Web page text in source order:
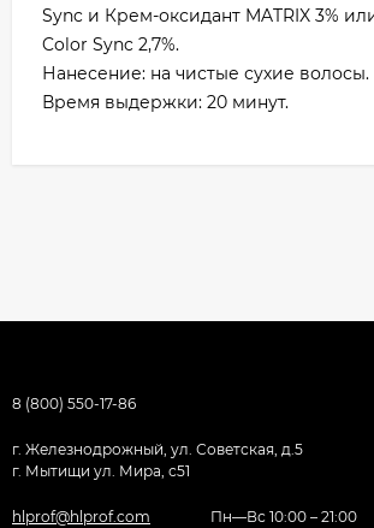
Sync и Крем-оксидант MATRIX 3%
Color Sync 2,7%.
Нанесение: на чистые сухие волосы.
Время выдержки: 20 минут.
8 (800) 550-17-86
г. Железнодрожный, ул. Советская, д.5
г. Мытищи ул. Мира, с51
hlprof@hlprof.com Пн—Вс 10:00 – 21:00